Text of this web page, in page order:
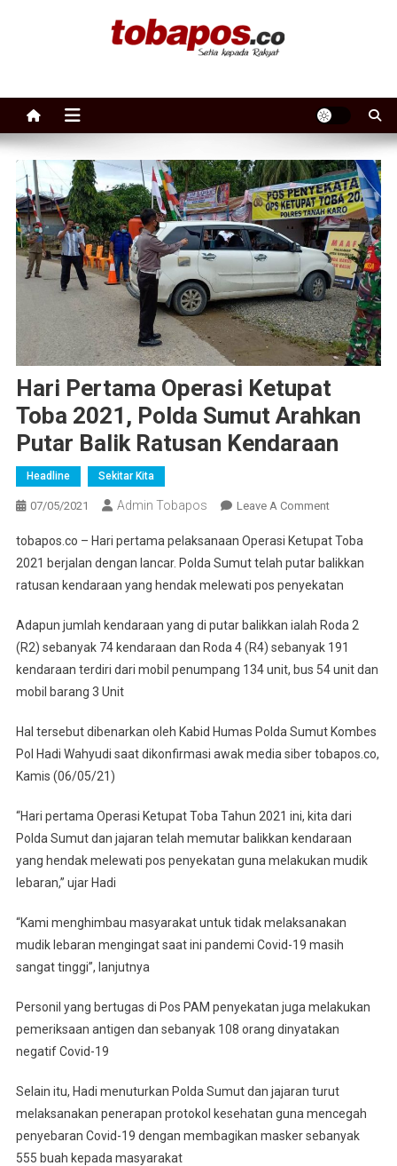
Hari Pertama Operasi Ketupat
Toba 2021, Polda Sumut Arahkan
Putar Balik Ratusan Kendaraan
Headline Sekitar Kita
07/05/2021 Admin Tobapos Leave A CommentOn Hari
Operasi
Ketupat
Toba
Polda
Sumut
Arahkan
Kendaraan
tobapos.co – Hari pertama pelaksanaan Operasi Ketupat Toba
2021 berjalan dengan lancar. Polda Sumut telah putar balikkan
ratusan kendaraan yang hendak melewati pos penyekatan
Adapun jumlah kendaraan yang di putar balikkan ialah Roda 2
(R2) sebanyak 74 kendaraan dan Roda 4 (R4) sebanyak 191
kendaraan terdiri dari mobil penumpang 134 unit, bus 54 unit dan
mobil barang 3 Unit
Hal tersebut dibenarkan oleh Kabid Humas Polda Sumut Kombes
Pol Hadi Wahyudi saat dikonfirmasi awak media siber tobapos.co,
Kamis (06/05/21)
“Hari pertama Operasi Ketupat Toba Tahun 2021 ini, kita dari
Polda Sumut dan jajaran telah memutar balikkan kendaraan
yang hendak melewati pos penyekatan guna melakukan mudik
lebaran,” ujar Hadi
“Kami menghimbau masyarakat untuk tidak melaksanakan
mudik lebaran mengingat saat ini pandemi Covid-19 masih
sangat tinggi”, lanjutnya
Personil yang bertugas di Pos PAM penyekatan juga melakukan
pemeriksaan antigen dan sebanyak 108 orang dinyatakan
negatif Covid-19
Selain itu, Hadi menuturkan Polda Sumut dan jajaran turut
melaksanakan penerapan protokol kesehatan guna mencegah
penyebaran Covid-19 dengan membagikan masker sebanyak
555 buah kepada masyarakat